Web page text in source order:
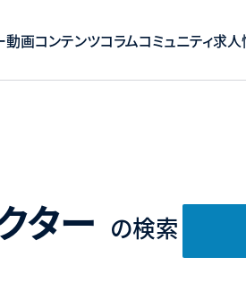
動画コンテンツコラムコミュニティ求人
ター の検索